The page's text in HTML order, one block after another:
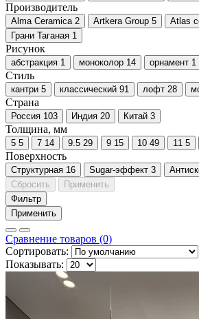
Производитель
Alma Ceramica 2 Artkera Group 5 Atlas
Грани Таганая 1
Рисунок
абстракция 1 моноколор 14 орнамент 1
Стиль
кантри 5 классический 91 лофт 28
Страна
Россия 103 Индия 20 Китай 3
Толщина, мм
5 5 7 14 9.5 29 9 15 10 49 11 5
Поверхность
Cтруктурная 16 Sugar-эффект 3
Сбросить
Применить
Фильтр
Применить
Сравнение товаров (0)
Сортировать:
Показывать: